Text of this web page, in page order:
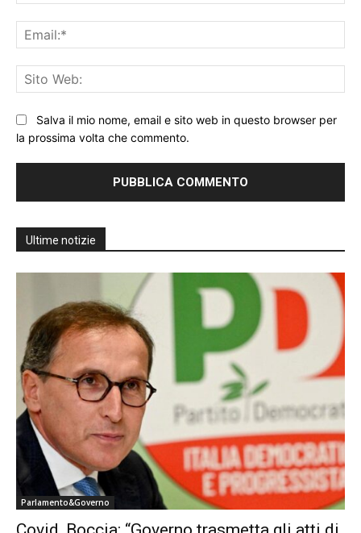
Salva il mio nome, email e sito web in questo browser per
la prossima volta che commento.
Ultime notizie
Parlamento&Governo